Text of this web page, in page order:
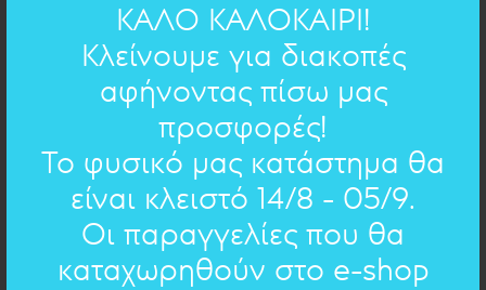
2cm
Ορείχαλκος
ΠΟΣΟΤΗΤΑ ΚΗΡΟΚΛΩΣΤΗ
ΠΡΟΣΘΗΚΗ
ΚΑΛΟ ΚΑΛΟΚΑΙΡΙ!
Κλείνουμε για διακοπές
αφήνοντας πίσω μας
προσφορές!
Το φυσικό μας κατάστημα θα
είναι κλειστό 14/8 - 05/9.
Οι παραγγελίες που θα
καταχωρηθούν στο e-shop